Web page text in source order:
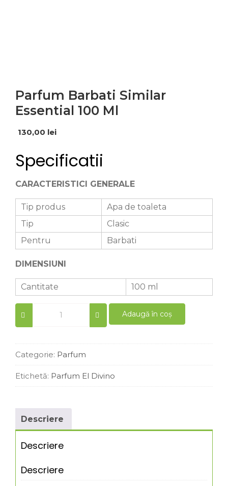
Parfum Barbati Similar
Essential 100 Ml
130,00 lei
Specificatii
CARACTERISTICI GENERALE
Tip produs
Apa de toaleta
Tip
Clasic
Pentru
Barbati
DIMENSIUNI
Cantitate 100 ml
Parfum
barbati
similar
100
quantity
Adaugă în coș
Categorie: Parfum
Etichetă: Parfum El Divino
Descriere
Descriere
Descriere